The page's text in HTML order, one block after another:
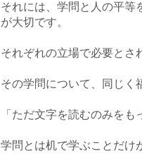
それには、学問と人の平等
が大切です。
それぞれの立場で必要とさ
その学問について、同じく
「ただ文字を読むのみをも
学問とは机で学ぶことだけ